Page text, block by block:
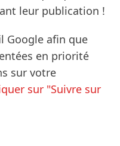
leur publication !
Google afin que
en priorité
sur votre
sur "Suivre sur